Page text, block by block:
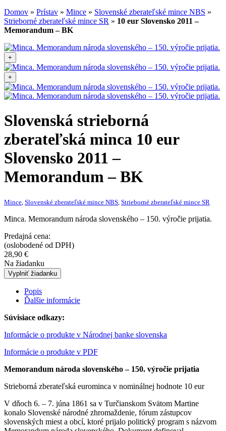
Domov » Prístav » Mince » Slovenské zberateľské mince NBS »
Strieborné zberateľské mince SR » 10 eur Slovensko 2011 –
Memorandum – BK
+
+
Slovenská strieborná
zberateľská minca 10 eur
Slovensko 2011 –
Memorandum – BK
Mince Slovenské zberateľské mince NBS Strieborné zberateľské mince SR
Minca. Memorandum národa slovenského – 150. výročie prijatia.
Predajná cena:
(oslobodené od DPH)
28,90 €
Na žiadanku
Vyplniť žiadanku
Popis
Ďalšie informácie
Súvisiace odkazy:
Informácie o produkte v Národnej banke slovenska
Informácie o produkte v PDF
Memorandum národa slovenského – 150. výročie prijatia
Strieborná zberateľská eurominca v nominálnej hodnote 10 eur
V dňoch 6. – 7. júna 1861 sa v Turčianskom Svätom Martine
konalo Slovenské národné zhromaždenie, fórum zástupcov
slovenských miest a obcí, ktoré prijalo politický program s názvom